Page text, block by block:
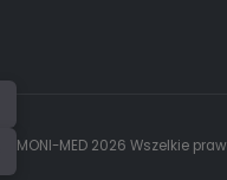
© MONI-MED 2026 Wszelkie